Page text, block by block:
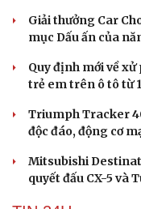
Giải thưởng Car
mục Dấu ấn của
Quy định mới về
trẻ em trên ô tô từ
Triumph Tracker
độc đáo, động cơ
Mitsubishi
quyết đấu CX-5 và